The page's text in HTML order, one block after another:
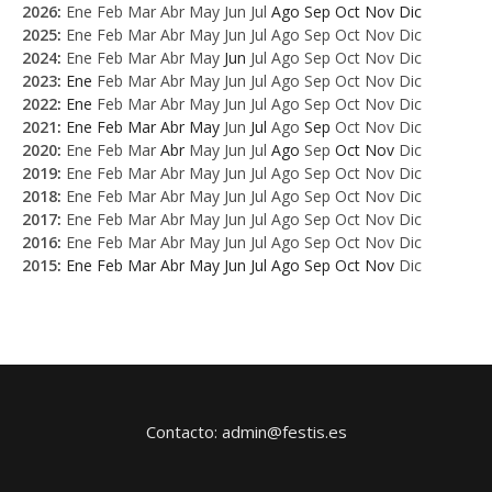
2026: Ene Feb Mar Abr May Jun Jul Ago Sep Oct Nov Dic
2025: Ene Feb Mar Abr May Jun Jul Ago Sep Oct Nov Dic
2024: Ene Feb Mar Abr May Jun Jul Ago Sep Oct Nov Dic
2023: Ene Feb Mar Abr May Jun Jul Ago Sep Oct Nov Dic
2022: Ene Feb Mar Abr May Jun Jul Ago Sep Oct Nov Dic
2021: Ene Feb Mar Abr May Jun Jul Ago Sep Oct Nov Dic
2020: Ene Feb Mar Abr May Jun Jul Ago Sep Oct Nov Dic
2019: Ene Feb Mar Abr May Jun Jul Ago Sep Oct Nov Dic
2018: Ene Feb Mar Abr May Jun Jul Ago Sep Oct Nov Dic
2017: Ene Feb Mar Abr May Jun Jul Ago Sep Oct Nov Dic
2016: Ene Feb Mar Abr May Jun Jul Ago Sep Oct Nov Dic
2015: Ene Feb Mar Abr May Jun Jul Ago Sep Oct Nov Dic
Contacto: admin@festis.es